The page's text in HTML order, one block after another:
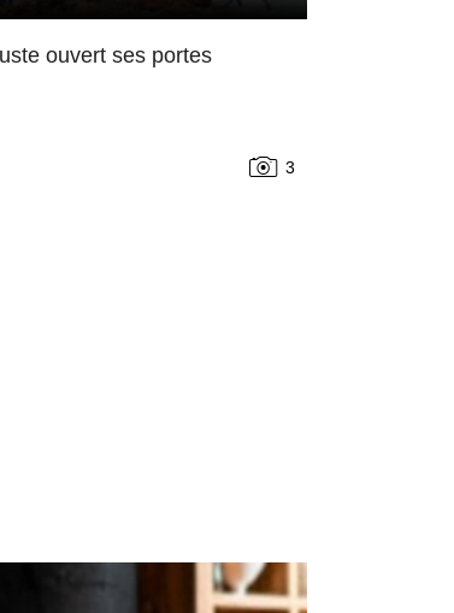
ouvert ses portes
3